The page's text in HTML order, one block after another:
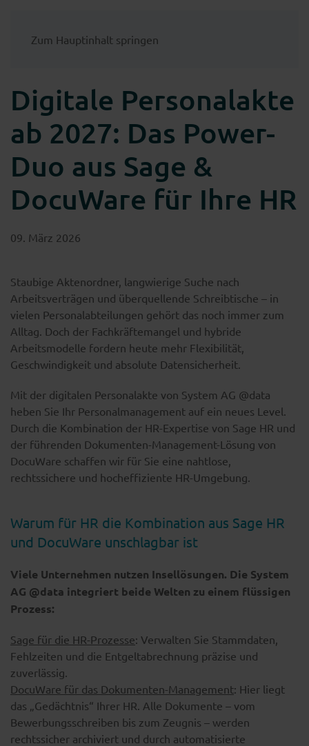
Zum Hauptinhalt springen
Digitale Personalakte
ab 2027: Das Power-
Duo aus Sage &
DocuWare für Ihre HR
09. März 2026
Staubige Aktenordner, langwierige Suche nach
Arbeitsverträgen und überquellende Schreibtische – in
vielen Personalabteilungen gehört das noch immer zum
Alltag. Doch der Fachkräftemangel und hybride
Arbeitsmodelle fordern heute mehr Flexibilität,
Geschwindigkeit und absolute Datensicherheit.
Mit der digitalen Personalakte von System AG @data
heben Sie Ihr Personalmanagement auf ein neues Level.
Durch die Kombination der HR-Expertise von Sage HR und
der führenden Dokumenten-Management-Lösung von
DocuWare schaffen wir für Sie eine nahtlose,
rechtssichere und hocheffiziente HR-Umgebung.
Warum für HR die Kombination aus Sage HR
und DocuWare unschlagbar ist
Viele Unternehmen nutzen Insellösungen. Die System
AG @data integriert beide Welten zu einem flüssigen
Prozess:
Sage für die HR-Prozesse: Verwalten Sie Stammdaten,
Fehlzeiten und die Entgeltabrechnung präzise und
zuverlässig.
DocuWare für das Dokumenten-Management: Hier liegt
das „Gedächtnis“ Ihrer HR. Alle Dokumente – vom
Bewerbungsschreiben bis zum Zeugnis – werden
rechtssicher archiviert und durch automatisierte